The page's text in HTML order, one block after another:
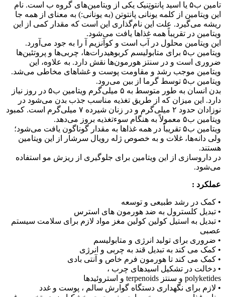
تامین ب۵ یا اسید پانتوتِنیک یکی از ویتامین‌های گروه ب است. نام
این ویتامین از کلمه یونانی پانتوتن (به یونانی:) به معنای از همه جا
ریشه می‌گیرد. علت این نام‌گذاری این است که مقدار کمی از این
ویتامین در تقریباً همه غذاها یافت می‌شود.
این ویتامین محلول در آب است و کوآنزیم آ را به جود می‌آورد.
ویتامین ب۵ برای متابولیسم کربوهیدرات‌ها، چربی‌ها و پروتئین‌ها
ضروری است و در سنتز هورمون‌ها نقش دارد. به علاوه، این
ویتامین موجب رشد و مقاومت پوست و ‌غشاهای مخاطی می‌شد.
ویتامین ب۵ توسط گرما از بین می‌رود.
بدن انسان به طور متوسط به ۵ میلی‌گرم ویتامین ب۵ در روز نیاز
دارد. این میزان که از طریق تغذیه مناسب جذب بدن می‌شود در
نوزادان حدود ۲ میلی‌گرم و در زنان شیرده ۷ میلی‌گرم است. کمبود
ویتامین ب۵ معمولاً به هنگام سوءتغذیه بروز می‌دهد.
ویتامین ب۵ تقریباً در همه غذاها به مقدار گوناگون یافت می‌شود؛
ولی دانه‌ها، غلات و به خصوص ژله رویال سرشار از این ویتامین
هستند.
در داروسازی از این ویتامین برای جلوگیری از ریزش مو استفاده
می‌شود.
عملکرد :
• کمک در رشد طبیعی و توسعه
• تبدیل کلسترول به ضد هورمون های استرس
• تبدیل به استیل کولین کولین مغز مواد لازم برای سلامت سیستم
عصبی
• ضروری برای تولید انرژی و متابولیسم
• کمک می کند به تبدیل قند به چربی و انرژی
• کمک می کند تا هورمون فرم خاص و آنتی بادی
• دخالت در تشکیل اسیدهای چرب ،
polyketides و سنتز terpenoids و استروئیدها
• لازم برای نگهداری دستگاه گوارش سالم ، پوست و غدد